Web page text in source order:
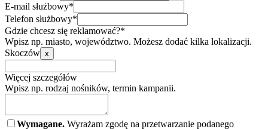
E-mail służbowy*
Telefon służbowy*
Gdzie chcesz się reklamować?*
Wpisz np. miasto, województwo. Możesz dodać kilka lokalizacji.
Skoczów x
Więcej szczegółów
Wpisz np. rodzaj nośników, termin kampanii.
Wymagane. Wyrażam zgodę na przetwarzanie podanego